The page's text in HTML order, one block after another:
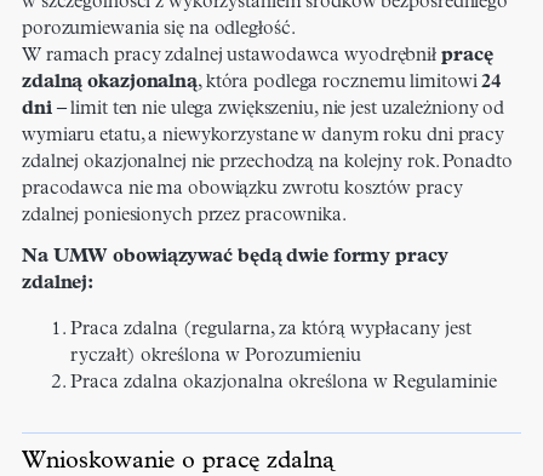
porozumiewania się na odległość.
W ramach pracy zdalnej ustawodawca wyodrębnił pracę
zdalną okazjonalną, która podlega rocznemu limitowi24
dni– limit ten nie ulega zwiększeniu, nie jest uzależniony od
wymiaru etatu, a niewykorzystane w danym roku dni pracy
zdalnej okazjonalnej nie przechodzą na kolejny rok. Ponadto
pracodawca nie ma obowiązku zwrotu kosztów pracy
zdalnej poniesionych przez pracownika.
Na UMW obowiązywać będą dwie formy pracy
zdalnej:
Praca zdalna (regularna, za którą wypłacany jest
ryczałt) określona w Porozumieniu
Praca zdalna okazjonalna określona w Regulaminie
Wnioskowanie o pracę zdalną